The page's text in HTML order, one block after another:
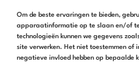
Om de beste ervaringen te bieden,
apparaatinformatie op te slaan en/of te
technologieën kunnen we gegevens
site verwerken. Het niet toestemmen of
negatieve invloed hebben op bepaalde
Zaterdag Gesloten
Zondag Gesloten
+31 6 13 57 92 22